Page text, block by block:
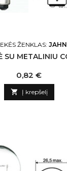
ŽENKLAS: JAHN
SU METALINIU
Kaina
0,82 €
 Į krepšelį